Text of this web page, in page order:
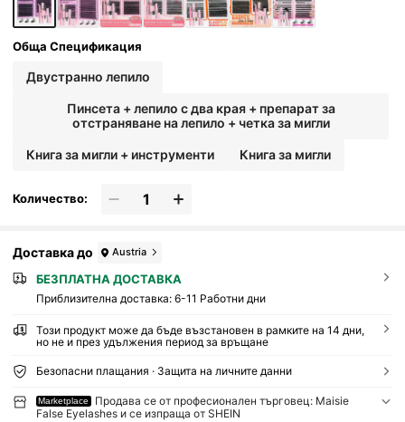
бъдат избрани според нуждите
Обща Спецификация
Двустранно лепило
Пинсета + лепило с два края + препарат за
отстраняване на лепило + четка за мигли
Книга за мигли + инструменти Книга за мигли
Количество:
Доставка до Austria
БЕЗПЛАТНА ДОСТАВКА
Приблизителна доставка: 6-11 Работни дни
Този продукт може да бъде възстановен в рамките на 14 дни,
но не и през удължения период за връщане
Безопасни плащания · Защита на личните данни
Marketplace
Продава се от професионален търговец: Maisie
False Eyelashes и се изпраща от SHEIN